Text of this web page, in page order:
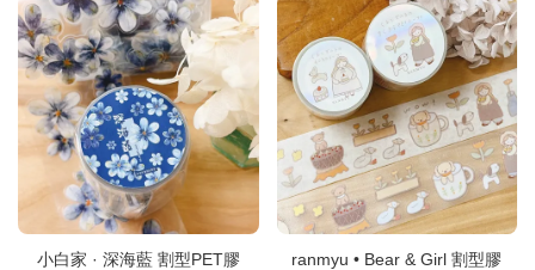
小白家 · 深海藍 割型PET膠
ranmyu • Bear & Girl 割型膠